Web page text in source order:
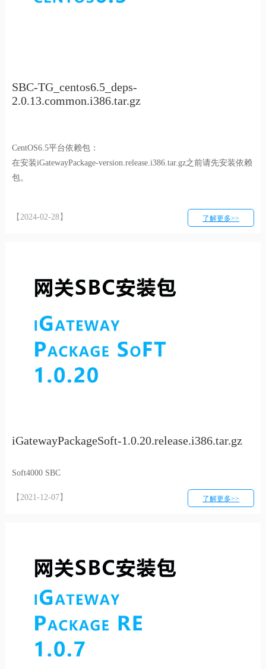
SBC-TG_centos6.5_deps-
2.0.13.common.i386.tar.gz
CentOS6.5平台依赖包：
在安装iGatewayPackage-version.release.i386.tar.gz之前请先安装依赖
包。
【2024-02-28】 了解更多>>
iGatewayPackageSoft-1.0.20.release.i386.tar.gz
Soft4000 SBC
【2021-12-07】 了解更多>>